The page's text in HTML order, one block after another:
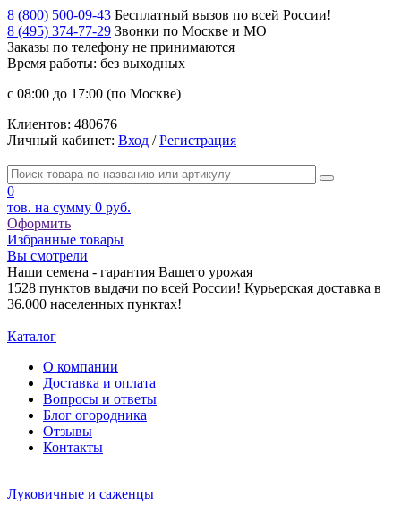
8 (800) 500-09-43 Бесплатный вызов по всей России!
8 (495) 374-77-29 Звонки по Москве и МО
Заказы по телефону не принимаются
Время работы: без выходных
с 08:00 до 17:00 (по Москве)
Клиентов: 480676
Личный кабинет: Вход /Регистрация
0
тов. на сумму 0 руб.
Оформить
Избранные товары
Вы смотрели
Наши семена - гарантия Вашего урожая
1528 пунктов выдачи по всей России! Курьерская доставка в
36.000 населенных пунктах!
Каталог
О компании
Доставка и оплата
Вопросы и ответы
Блог огородника
Отзывы
Контакты
Луковичные и саженцы